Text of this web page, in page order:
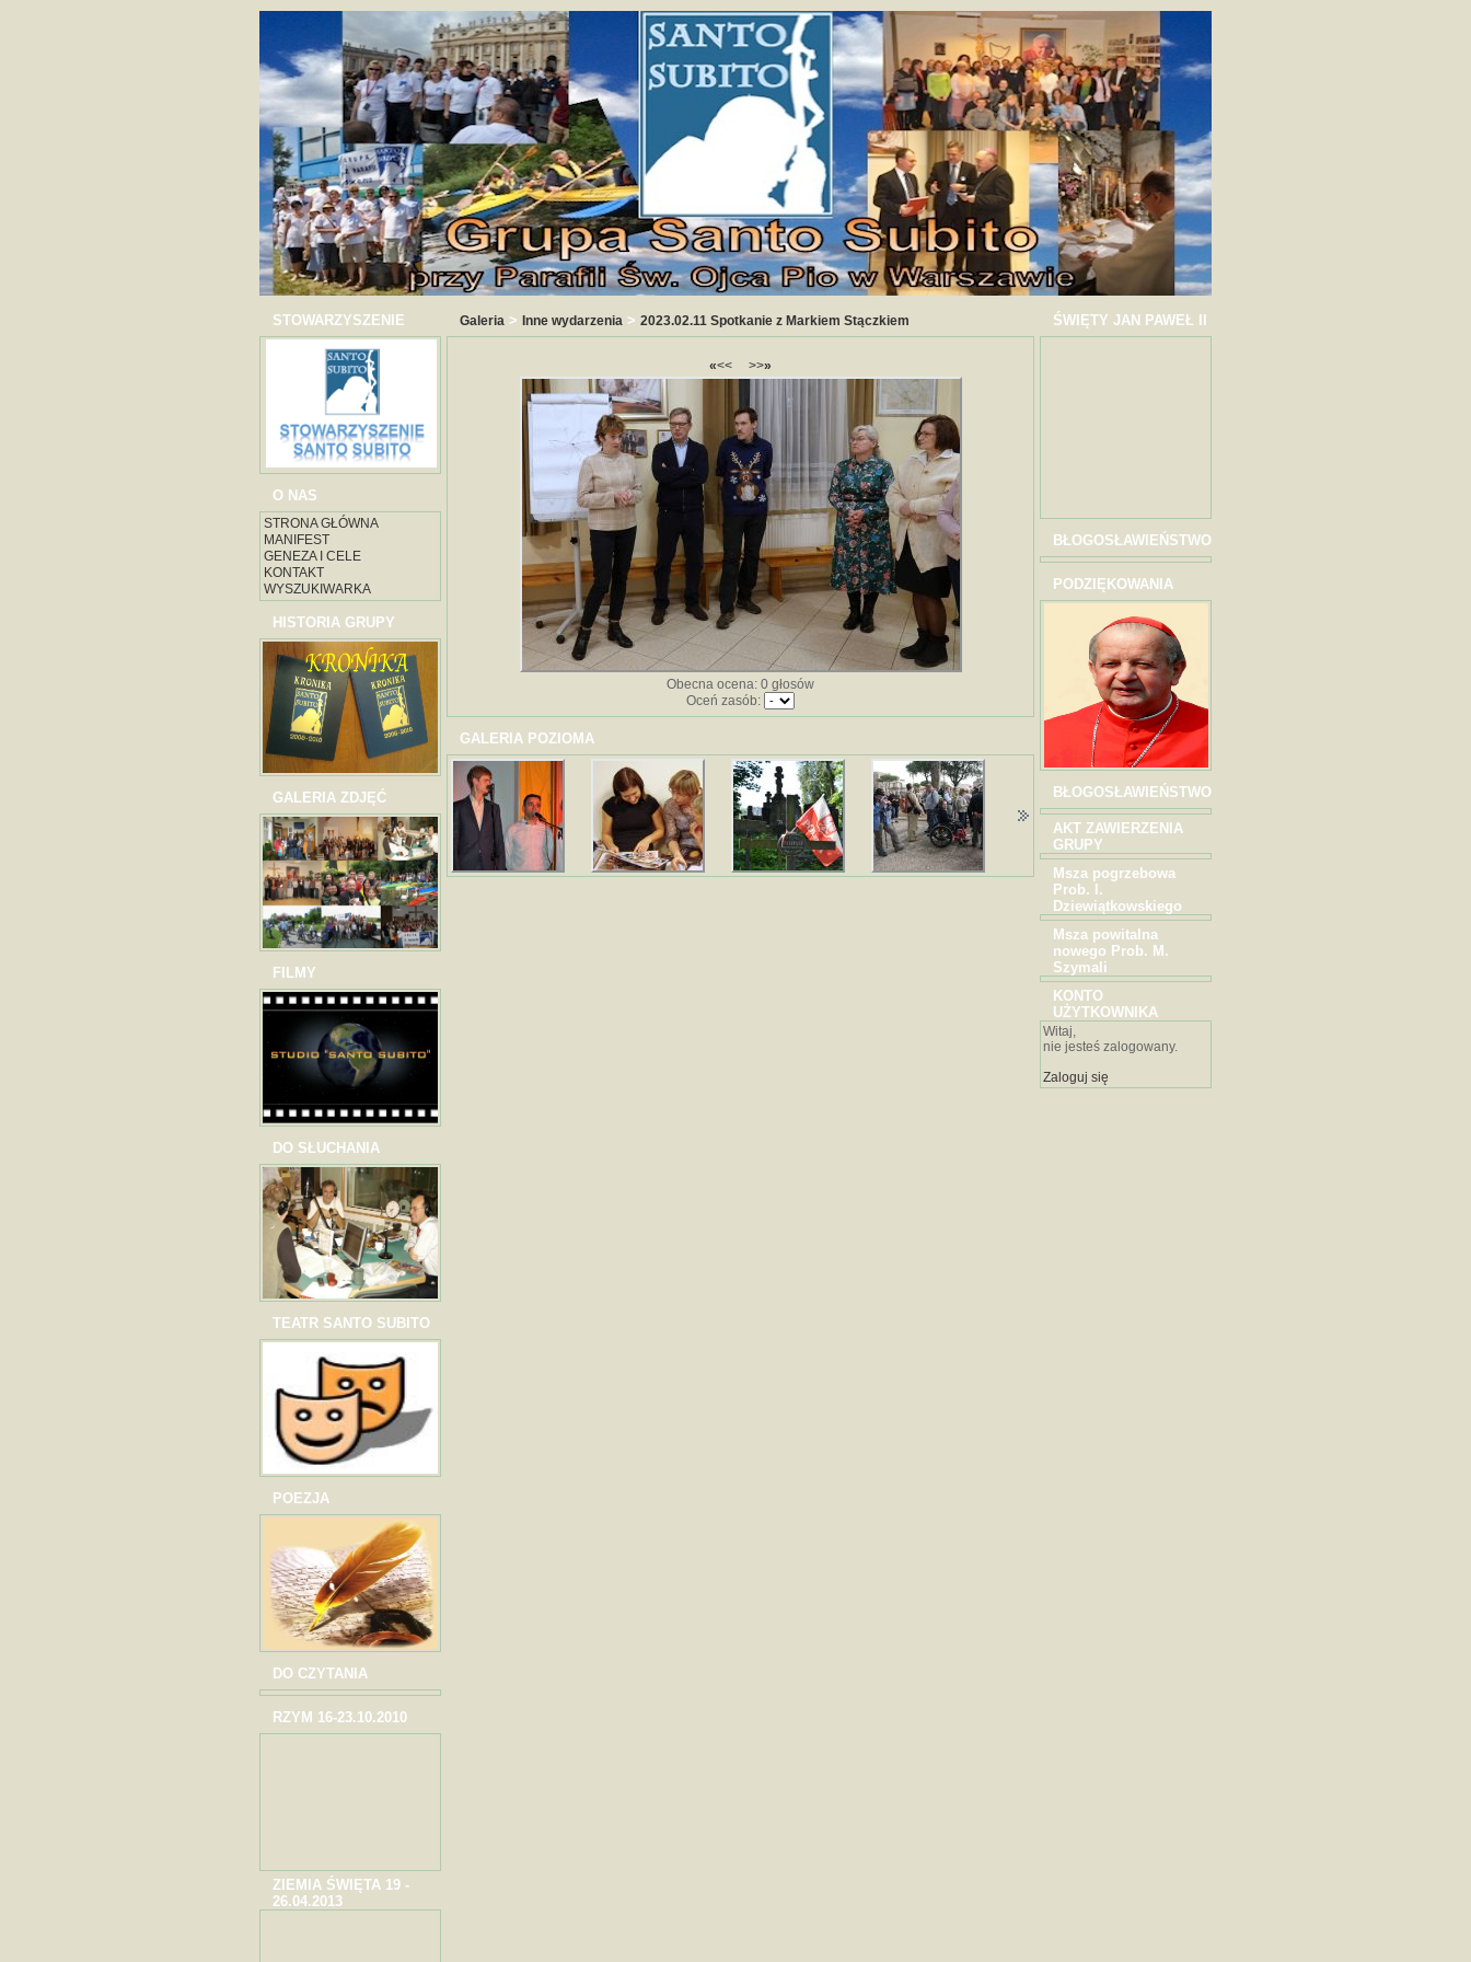
STOWARZYSZENIE
O NAS
STRONA GŁÓWNA
MANIFEST
GENEZA I CELE
KONTAKT
WYSZUKIWARKA
HISTORIA GRUPY
GALERIA ZDJĘĆ
FILMY
DO SŁUCHANIA
TEATR SANTO SUBITO
POEZJA
DO CZYTANIA
RZYM 16-23.10.2010
ZIEMIA ŚWIĘTA 19 -
26.04.2013
Galeria > Inne wydarzenia > 2023.02.11 Spotkanie z Markiem Stączkiem
«<< >>»
Obecna ocena: 0 głosów
Oceń zasób:
GALERIA POZIOMA
ŚWIĘTY JAN PAWEŁ II
BŁOGOSŁAWIEŃSTWO
PODZIĘKOWANIA
BŁOGOSŁAWIEŃSTWO
AKT ZAWIERZENIA
GRUPY
Msza pogrzebowa
Prob. I.
Dziewiątkowskiego
Msza powitalna
nowego Prob. M.
Szymali
KONTO
UŻYTKOWNIKA
Witaj,
nie jesteś zalogowany.
Zaloguj się